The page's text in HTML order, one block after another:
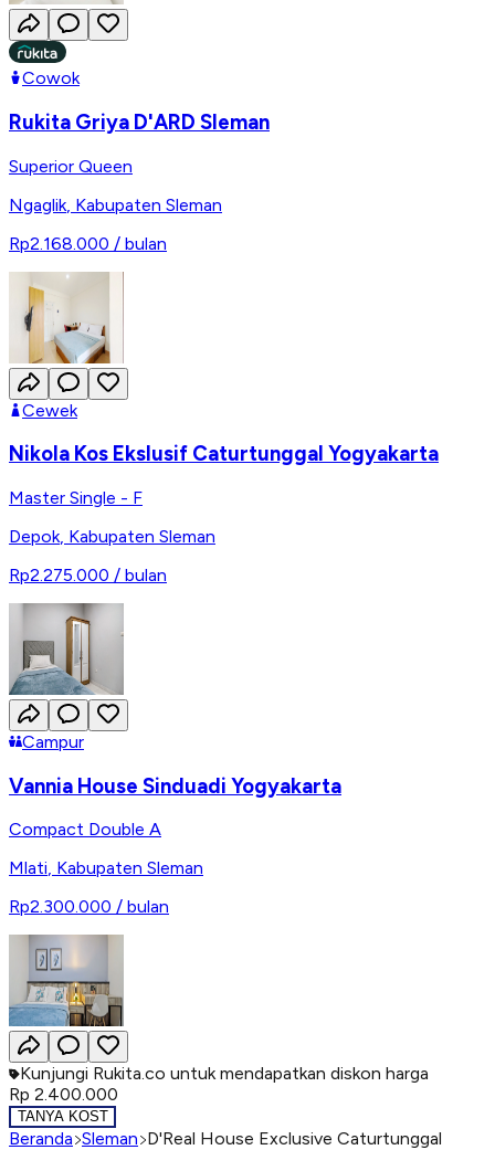
Cowok
Rukita Griya D'ARD Sleman
Superior Queen
Ngaglik Kabupaten Sleman
Rp2.168.000 / bulan
Cewek
Nikola Kos Ekslusif Caturtunggal Yogyakarta
Master Single - F
Depok, Kabupaten Sleman
Rp2.275.000 / bulan
Campur
Vannia House Sinduadi Yogyakarta
Compact Double A
Mlati, Kabupaten Sleman
Rp2.300.000 / bulan
Kunjungi Rukita.co untuk mendapatkan diskon harga
Rp 2.400.000
TANYA KOST
Beranda Sleman D'Real House Exclusive Caturtunggal